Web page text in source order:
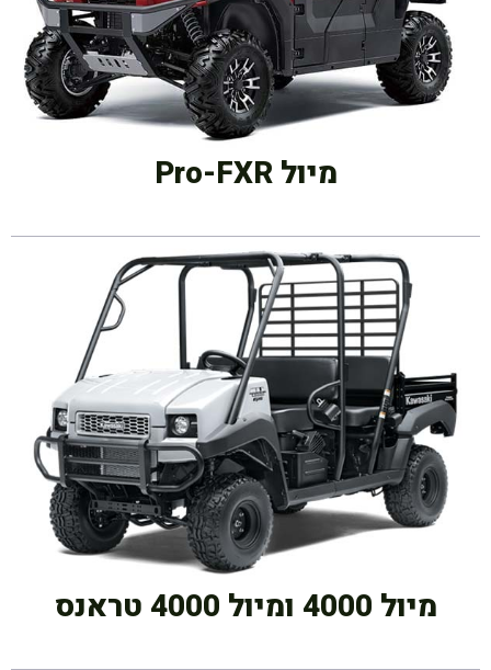
מיול Pro-FXR
מיול 4000 ומיול 4000 טראנס